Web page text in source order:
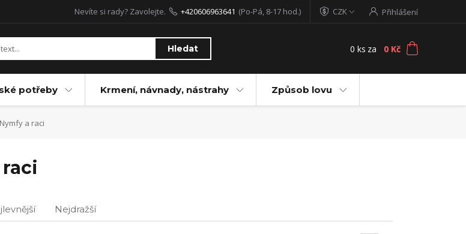
CZK Přihlášení
Hledat
Nevíte si rady? Zavolejte. +420606963641 (Po-Pá, 8-17 hod.)
0 ks za 0 Kč
potřeby Krmení, návnady, nástrahy Způsob lovu
Nymfy a raci
Nejdražší